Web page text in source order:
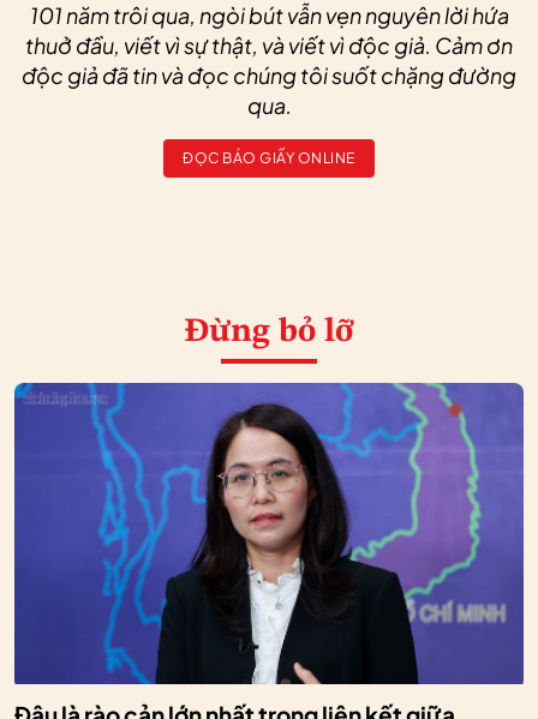
101 năm trôi qua, ngòi bút vẫn vẹn nguyên lời hứa
thuở đầu, viết vì sự thật, và viết vì độc giả. Cảm ơn
độc giả đã tin và đọc chúng tôi suốt chặng đường
qua.
ĐỌC BÁO GIẤY ONLINE
Đừng bỏ lỡ